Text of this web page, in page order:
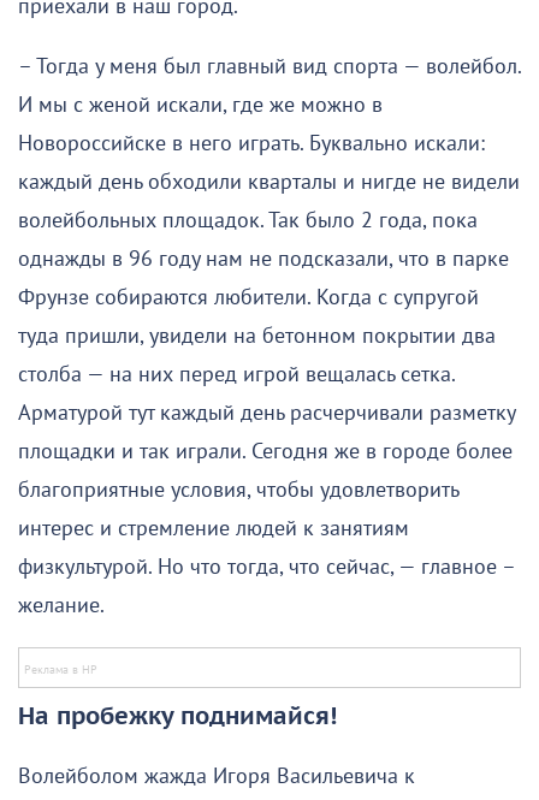
приехали в наш город.
– Тогда у меня был главный вид спорта — волейбол.
И мы с женой искали, где же можно в
Новороссийске в него играть. Буквально искали:
каждый день обходили кварталы и нигде не видели
волейбольных площадок. Так было 2 года, пока
однажды в 96 году нам не подсказали, что в парке
Фрунзе собираются любители. Когда с супругой
туда пришли, увидели на бетонном покрытии два
столба — на них перед игрой вещалась сетка.
Арматурой тут каждый день расчерчивали разметку
площадки и так играли. Сегодня же в городе более
благоприятные условия, чтобы удовлетворить
интерес и стремление людей к занятиям
физкультурой. Но что тогда, что сейчас, — главное –
желание.
На пробежку поднимайся!
Волейболом жажда Игоря Васильевича к